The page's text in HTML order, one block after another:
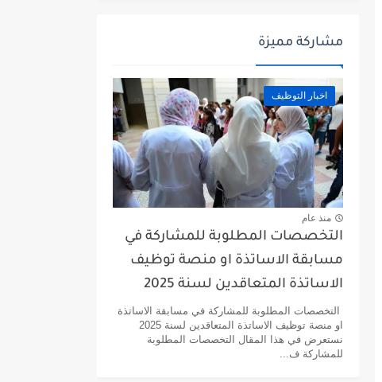
مشاركة مميزة
اخبار التوظيف
منذ عام
التخصصات المطلوبة للمشاركة في
مسابقة الاساتذة او منصة توظيف
الاساتذة المتعاقدين لسنة 2025
التخصصات المطلوبة للمشاركة في مسابقة الاساتذة
او منصة توظيف الاساتذة المتعاقدين لسنة 2025
نستعرض في هذا المقال التخصصات المطلوبة
للمشاركة ف...